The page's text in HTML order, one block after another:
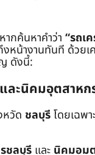
กค้นหาคำว่า “รถเ
หน้างานทันที ด้วยเ
ดังนี้:
ละนิคมอุตสาหก
หวัด ชลบุรีโดยเฉพ
ชลบุรี และ นิคมอม